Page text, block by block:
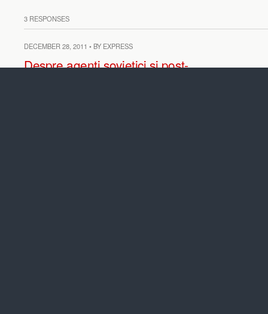
3 RESPONSES
DECEMBER 28, 2011 • BY EXPRESS
Despre agenti sovietici si post-